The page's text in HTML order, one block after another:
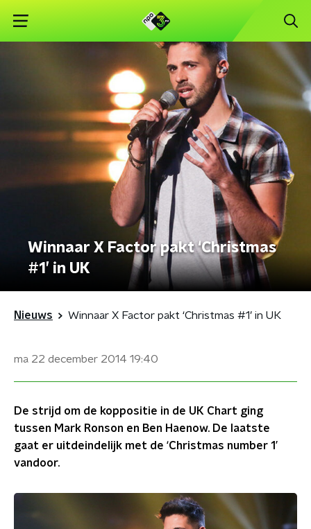
Winnaar X Factor pakt ‘Christmas
#1’ in UK
Nieuws Winnaar X Factor pakt ‘Christmas #1’ in UK
ma 22 december 2014 19:40
De strijd om de koppositie in de UK Chart ging
tussen Mark Ronson en Ben Haenow. De laatste
gaat er uitdeindelijk met de ‘Christmas number 1’
vandoor.